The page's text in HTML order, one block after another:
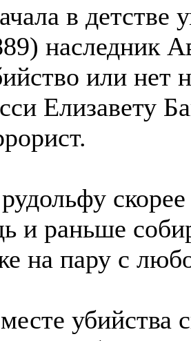
в детстве
наследник
или
Елизавету
и раньше
на пару с
убийства